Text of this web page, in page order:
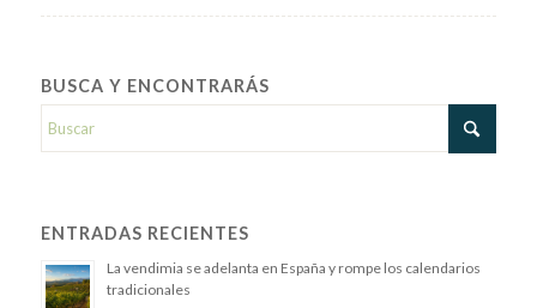
BUSCA Y ENCONTRARÁS
ENTRADAS RECIENTES
La vendimia se adelanta en España y rompe los calendarios
tradicionales